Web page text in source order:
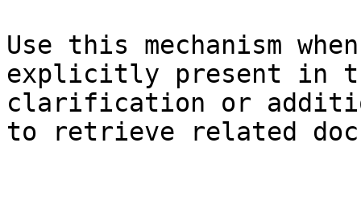
Use this mechanism
explicitly present in
clarification or